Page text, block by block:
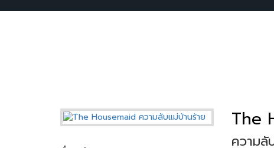
The
ความลั